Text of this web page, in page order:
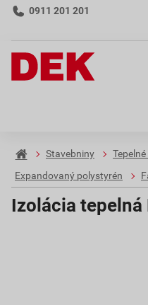
0911 201 201
Stavebniny
Expandovaný polystyrén
Izolácia tepelná